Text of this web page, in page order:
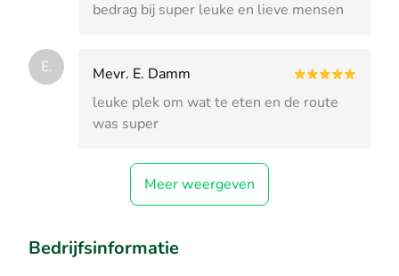
bedrag bij super leuke en lieve mensen
E.
Mevr. E. Damm
leuke plek om wat te eten en de route
was super
Meer weergeven
Bedrijfsinformatie